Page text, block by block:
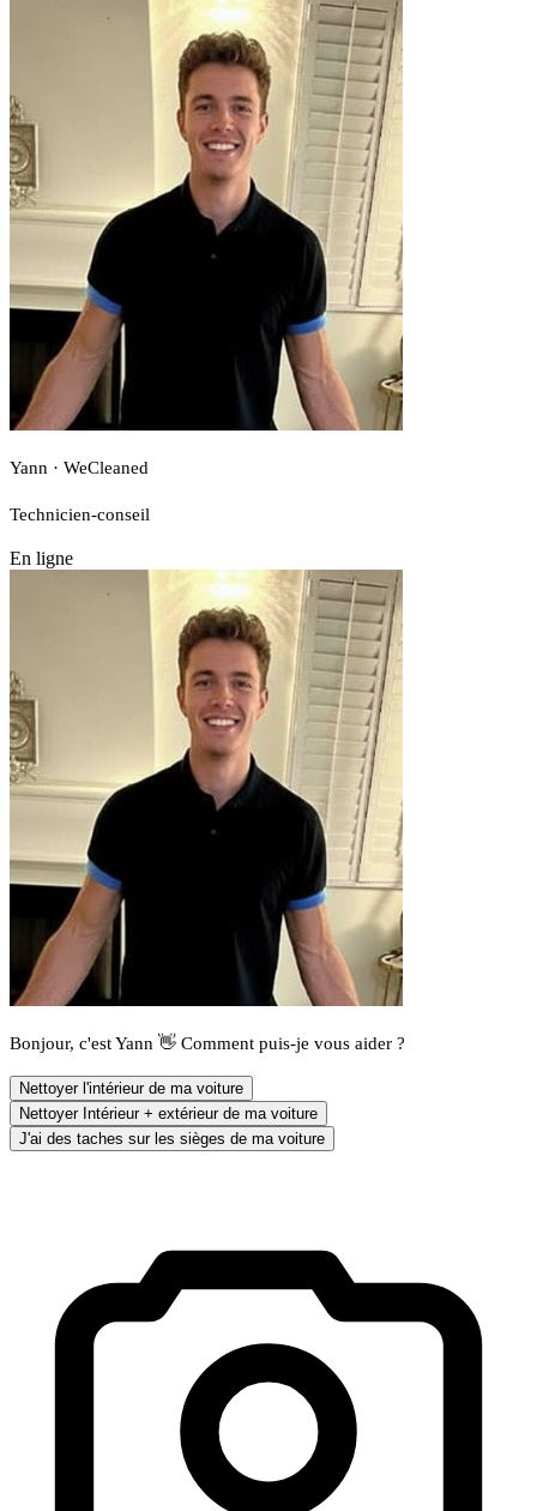
Yann · WeCleaned
Technicien-conseil
En ligne
Bonjour, c'est Yann 👋 Comment puis-je vous aider ?
Nettoyer l'intérieur de ma voiture
Nettoyer Intérieur + extérieur de ma voiture
J'ai des taches sur les sièges de ma voiture